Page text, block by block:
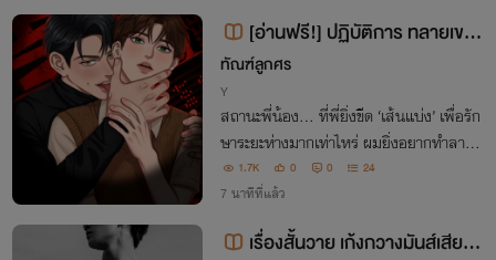
[อ่านฟรี!] ปฏิบัติการ ทลายเขต
รัก
ทัณฑ์ลูกศร
Y
สถานะพี่น้อง... ที่พี่ยิ่งขีด ‘เส้นแบ่ง’ เพื่อรัก
ษาระยะห่างมากเท่าไหร่ ผมยิ่งอยากทำลาย
และก้าวข้ามมากเท่านั้นแหละครับ
1.7K 0 0 24
7 นาทีที่แล้ว
เรื่องสั้นวาย เก้งกวางมันส์เสียว